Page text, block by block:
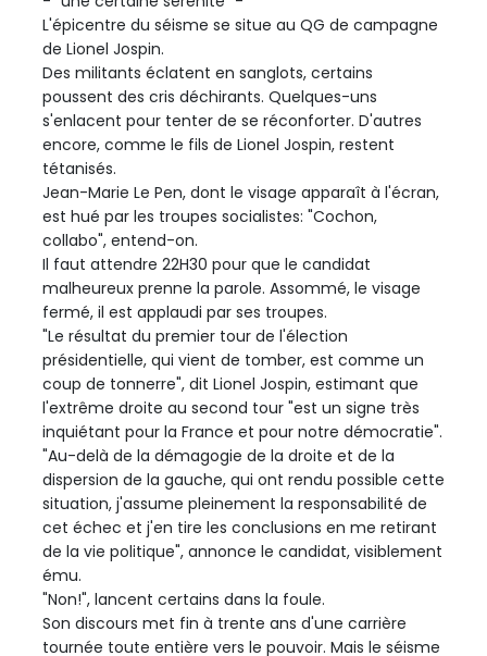
L'épicentre du séisme se situe au QG de campagne
de Lionel Jospin.
Des militants éclatent en sanglots, certains
poussent des cris déchirants. Quelques-uns
s'enlacent pour tenter de se réconforter. D'autres
encore, comme le fils de Lionel Jospin, restent
tétanisés.
Jean-Marie Le Pen, dont le visage apparaît à l'écran,
est hué par les troupes socialistes: "Cochon,
collabo", entend-on.
Il faut attendre 22H30 pour que le candidat
malheureux prenne la parole. Assommé, le visage
fermé, il est applaudi par ses troupes.
"Le résultat du premier tour de l'élection
présidentielle, qui vient de tomber, est comme un
coup de tonnerre", dit Lionel Jospin, estimant que
l'extrême droite au second tour "est un signe très
inquiétant pour la France et pour notre démocratie".
"Au-delà de la démagogie de la droite et de la
dispersion de la gauche, qui ont rendu possible cette
situation, j'assume pleinement la responsabilité de
cet échec et j'en tire les conclusions en me retirant
de la vie politique", annonce le candidat, visiblement
ému.
"Non!", lancent certains dans la foule.
Son discours met fin à trente ans d'une carrière
tournée toute entière vers le pouvoir. Mais le séisme